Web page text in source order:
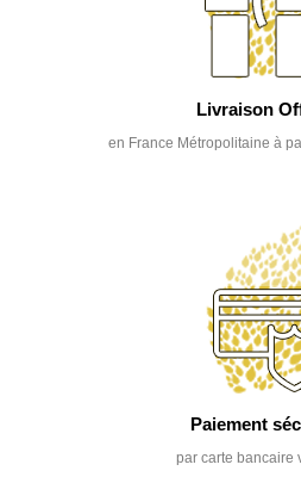
Livraison
en France Métropolitaine à
Paiement
par carte bancaire